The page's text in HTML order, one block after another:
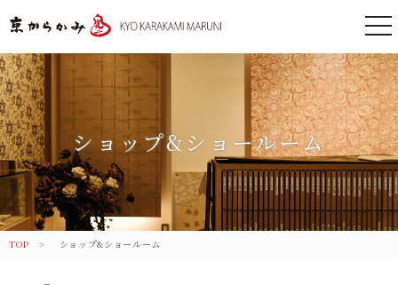
式会社丸二
ショップ&ショールーム
TOP ショップ&ショールーム